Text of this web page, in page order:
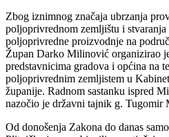
Zbog iznimnog značaja ubrzanja
poljoprivrednom zemljištu i
poljoprivredne proizvodnje na
Župan Darko Milinović organizirao
predstavnicima gradova i općina na
poljoprivrednim zemljistem u
županije. Radnom sastanku ispred
nazočio je državni tajnik g. Tugomir
Od donošenja Zakona do danas